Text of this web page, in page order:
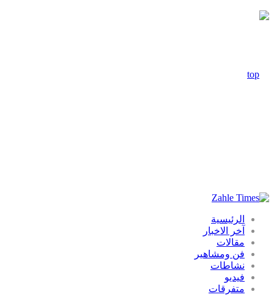
الرئيسية
آخر الاخبار
مقالات
فن ومشاهير
نشاطات
فيديو
متفرقات